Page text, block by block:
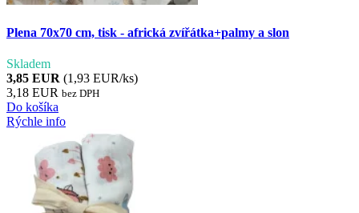
Plena 70x70 cm, tisk - africká zvířátka+palmy a slon
Skladem
3,85 EUR (1,93 EUR/ks)
3,18 EUR bez DPH
Do košíka
Rýchle info